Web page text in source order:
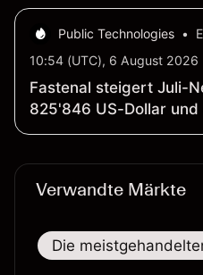
Public Technologies •
10:54 (UTC), 6 August 2026
Fastenal steigert Juli-
825'846 US-Dollar
um 15.5 Prozent
Verwandte Märkte
Die